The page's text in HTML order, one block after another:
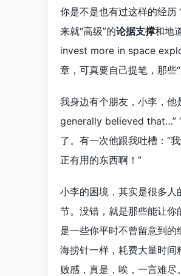
你是不是也有过这样的经
来就“高级”的论据支撑和地
invest more in space
章，可真要自己提笔，那些
我身边有个朋友，小李，他
generally believed that…”
了。有一次他跟我吐槽：“
正有用的东西啊！”
小李的困境，其实是很多
节。没错，就是那些能让你
是一些你平时不曾留意到
海捞针一样，耗费大量时
败感，真是，唉，一言难尽。